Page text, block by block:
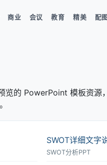
商业 会议 教育 精美 配图
览的 PowerPoint 模板资源
SWOT详细文字
SWOT分析PPT